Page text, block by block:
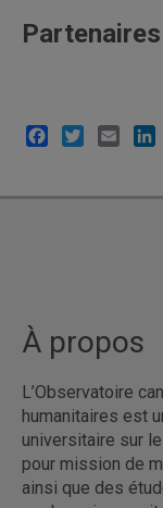
Partenaires
Facebook
TwitterEmail
À propos
L’Observatoire
humanitaires est
universitaire sur
pour mission de
ainsi que des